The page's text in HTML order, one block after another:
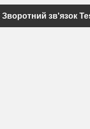
Зворотний зв'язок